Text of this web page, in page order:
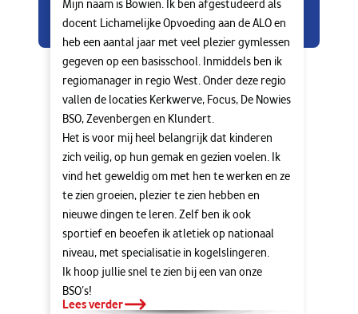
Mijn naam is Bowien. Ik ben afgestudeerd als
docent Lichamelijke Opvoeding aan de ALO en
heb een aantal jaar met veel plezier gymlessen
gegeven op een basisschool. Inmiddels ben ik
regiomanager in regio West. Onder deze regio
vallen de locaties Kerkwerve, Focus, De Nowies
BSO, Zevenbergen en Klundert.
Het is voor mij heel belangrijk dat kinderen
zich veilig, op hun gemak en gezien voelen. Ik
vind het geweldig om met hen te werken en ze
te zien groeien, plezier te zien hebben en
nieuwe dingen te leren. Zelf ben ik ook
sportief en beoefen ik atletiek op nationaal
niveau, met specialisatie in kogelslingeren.
Ik hoop jullie snel te zien bij een van onze
BSO’s!
Lees verder